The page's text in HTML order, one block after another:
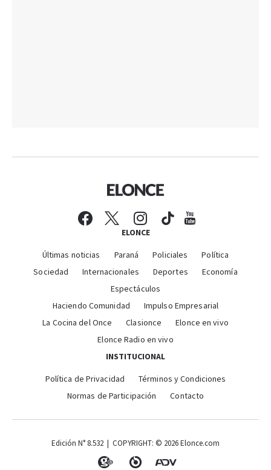
ELONCE
Últimas noticias Paraná Policiales
Política
Sociedad
Internacionales Deportes
Economía
Espectáculos
Haciendo Comunidad
Impulso Empresarial
La Cocina del Once
Clasionce
Elonce en vivo
Elonce Radio en vivo
INSTITUCIONAL
Política de Privacidad
Términos y Condiciones
Normas de Participación
Contacto
Edición N° 8.532 | COPYRIGHT: © 2026 Elonce.com